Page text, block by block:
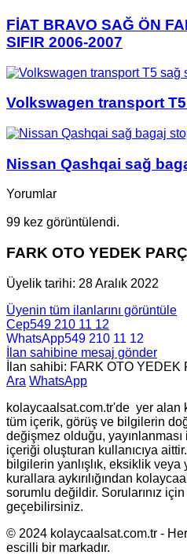
FİAT BRAVO SAĞ ÖN
SIFIR 2006-2007
Volkswagen transport
Nissan Qashqai sağ
Yorumlar
99 kez görüntülendi.
FARK OTO YEDEK
Üyelik tarihi: 28 Aralık 2022
Üyenin tüm ilanlarını görüntüle
Cep549 210 11 12
WhatsApp549 210 11 12
İlan sahibine mesaj gönder
İlan sahibi: FARK OTO YEDEK
Ara WhatsApp
kolaycaalsat.com.tr'de yer alan
tüm içerik, görüş ve bilgilerin
değişmez olduğu,
içeriği oluşturan kullanıcıya
bilgilerin yanlışlık, eksiklik
kurallara aykırılığından
sorumlu değildir. Sorularınız
geçebilirsiniz.
© 2024 kolaycaalsat.com.tr - Her
escilli bir markadır.